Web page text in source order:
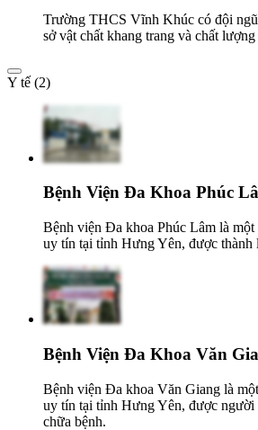
Trường THCS Vĩnh Khúc có đội
sở vật chất khang trang và chất
Y tế (2)
Bệnh Viện Đa Khoa Phúc
Bệnh viện Đa khoa Phúc Lâm là
uy tín tại tỉnh Hưng Yên, được thành
Bệnh Viện Đa Khoa Văn
Bệnh viện Đa khoa Văn Giang là
uy tín tại tỉnh Hưng Yên, được người
chữa bệnh.